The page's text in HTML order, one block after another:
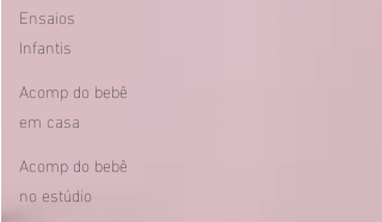
Ensaios
Infantis
Acomp do bebê
em casa
Acomp do bebê
no estúdio